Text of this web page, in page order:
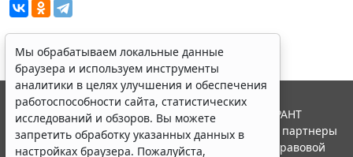
Мы обрабатываем локальные данные
браузера и используем инструменты
аналитики в целях улучшения и обеспечения
работоспособности сайта, статистических
исследований и обзоров. Вы можете
запретить обработку указанных данных в
настройках браузера. Пожалуйста,
© ООО "НПП "ГАРАНТ-СЕРВИС", 2026. Система ГАРАНТ
выпускается с 1990 года. Компания "Гарант" и ее партнеры
являются участниками Российской ассоциации правовой